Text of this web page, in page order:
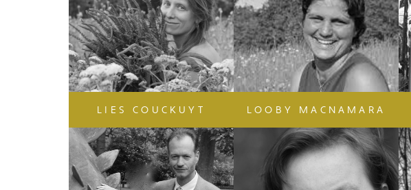
LIES COUCKUYT LOOBY MACNAMARA